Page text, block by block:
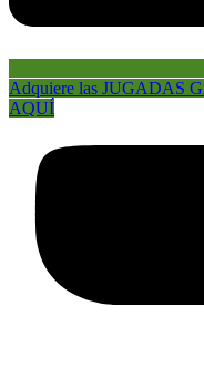
Adquiere las JUGADAS
AQUÍ